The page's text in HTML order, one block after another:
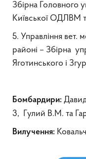
Збірна Головного
Київської ОДЛВМ
5. Управління вет.
районі – Збірна
Яготинського і
Бомбардири:
3, Гулий В.М. та
Вилучення: